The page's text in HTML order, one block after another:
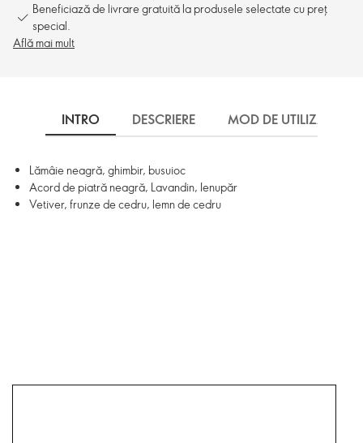
Beneficiază de livrare gratuită la produsele selectate cu preț
special.
Află mai mult
INTRO DESCRIERE MOD DE UTILIZARE
Lămâie neagră, ghimbir, busuioc
Acord de piatră neagră, Lavandin, Ienupăr
Vetiver, frunze de cedru, lemn de cedru